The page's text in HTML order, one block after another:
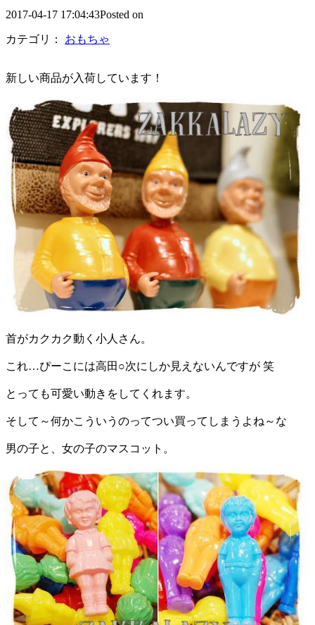
2017-04-17 17:04:43Posted on
カテゴリ： おもちゃ
新しい商品が入荷しています！
首がカクカク動く小人さん。
これ…ぴーこには高田○次にしか見えないんですが 笑
とっても可愛い動きをしてくれます。
そして～何かこういうのってつい買ってしまうよね～な
男の子と、女の子のマスコット。